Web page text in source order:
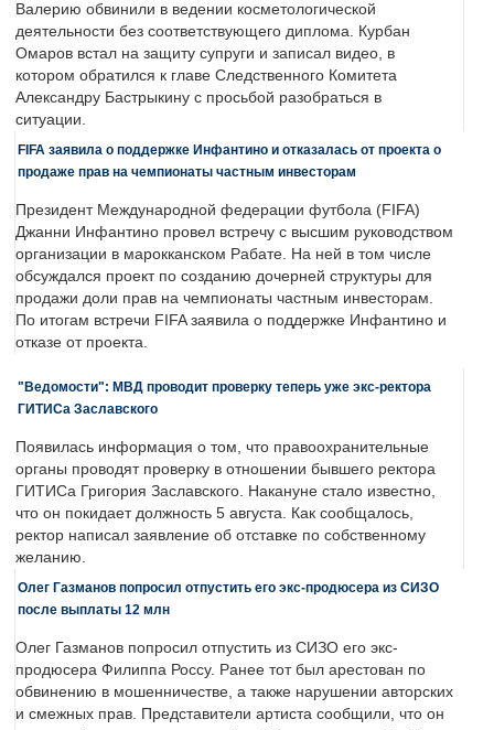
Валерию обвинили в ведении косметологической
деятельности без соответствующего диплома. Курбан
Омаров встал на защиту супруги и записал видео, в
котором обратился к главе Следственного Комитета
Александру Бастрыкину с просьбой разобраться в
ситуации.
FIFA заявила о поддержке Инфантино и отказалась от проекта о
продаже прав на чемпионаты частным инвесторам
Президент Международной федерации футбола (FIFA)
Джанни Инфантино провел встречу с высшим руководством
организации в марокканском Рабате. На ней в том числе
обсуждался проект по созданию дочерней структуры для
продажи доли прав на чемпионаты частным инвесторам.
По итогам встречи FIFA заявила о поддержке Инфантино и
отказе от проекта.
"Ведомости": МВД проводит проверку теперь уже экс-ректора
ГИТИСа Заславского
Появилась информация о том, что правоохранительные
органы проводят проверку в отношении бывшего ректора
ГИТИСа Григория Заславского. Накануне стало известно,
что он покидает должность 5 августа. Как сообщалось,
ректор написал заявление об отставке по собственному
желанию.
Олег Газманов попросил отпустить его экс-продюсера из СИЗО
после выплаты 12 млн
Олег Газманов попросил отпустить из СИЗО его экс-
продюсера Филиппа Россу. Ранее тот был арестован по
обвинению в мошенничестве, а также нарушении авторских
и смежных прав. Представители артиста сообщили, что он